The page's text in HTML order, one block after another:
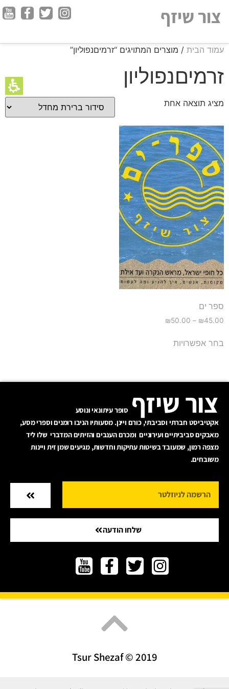
של
אינטרנט,
לחץ
כדי
לאזור
מרכזי
צור שיזף
עמוד הבית / מוצרים המתויגים “זרמיםנפוליון”
זרמיםנפוליון
מציג תוצאה אחת
ספר ים
₪45.00
–
₪50.00
בחר אפשרויות
צור שיזף סופר עיתונאי ונוסע
אקטיביסט חברתי וסביבתי, כורם ויינן. מסעותיו הניבו רומנים וספרי מסע,
מאבקים סביביתיים ועירוניים ומכרם הענבים והזיתים המדברי שלו ליד
מצפה רמון, שמעובד בשיטות עתיקות וחדשות, מגיעים שמן זית ויינות
משובחים.
שלחו הודעה
Tsur Shezaf © 2019